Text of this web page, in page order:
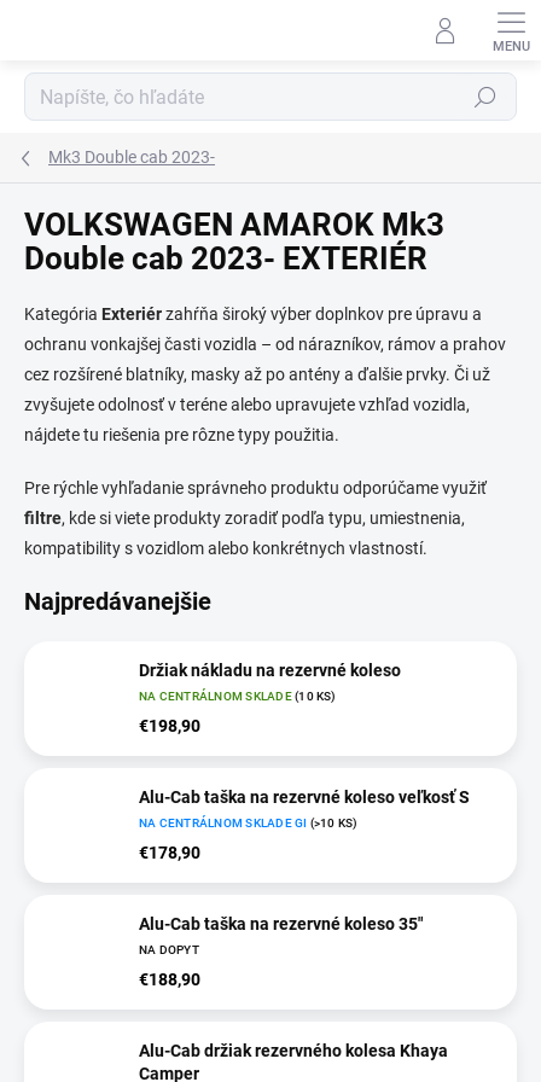
Hľadať
Mk3 Double cab 2023-
VOLKSWAGEN AMAROK Mk3
Double cab 2023- EXTERIÉR
Kategória Exteriérzahŕňa široký výber doplnkov pre úpravu a
ochranu vonkajšej časti vozidla – od nárazníkov, rámov a prahov
cez rozšírené blatníky, masky až po antény a ďalšie prvky. Či už
zvyšujete odolnosť v teréne alebo upravujete vzhľad vozidla,
nájdete tu riešenia pre rôzne typy použitia.
Pre rýchle vyhľadanie správneho produktu odporúčame využiť
filtre, kde si viete produkty zoradiť podľa typu, umiestnenia,
kompatibility s vozidlom alebo konkrétnych vlastností.
Najpredávanejšie
Držiak nákladu na rezervné koleso
NA CENTRÁLNOM SKLADE(10 KS)
€198,90
Alu-Cab taška na rezervné koleso veľkosť S
NA CENTRÁLNOM SKLADE GI (>10 KS)
€178,90
Alu-Cab taška na rezervné koleso 35"
NA DOPYT
€188,90
Alu-Cab držiak rezervného kolesa Khaya
Camper